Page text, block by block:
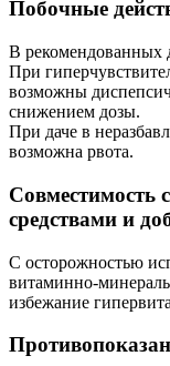
Побочные
В рекомендованных
При
возможны
снижением дозы.
При даче в
возможна рвота.
Совместимость
средствами и
С осторожностью
витаминно-
избежание